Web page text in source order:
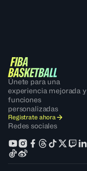
Únete para una
experiencia mejorada y
funciones
personalizadas
Regístrate ahora
Redes sociales